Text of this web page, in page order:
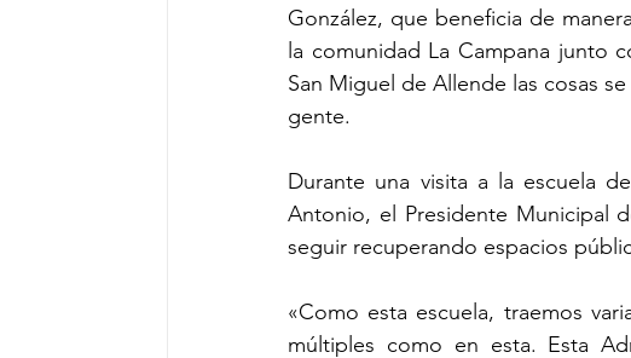
González, que beneficia de
la comunidad La Campana junto
San Miguel de Allende las cosas
gente.
Durante una visita a la escuela
Antonio, el Presidente Municipal
seguir recuperando espacios
«Como esta escuela, traemos
múltiples como en esta. Esta